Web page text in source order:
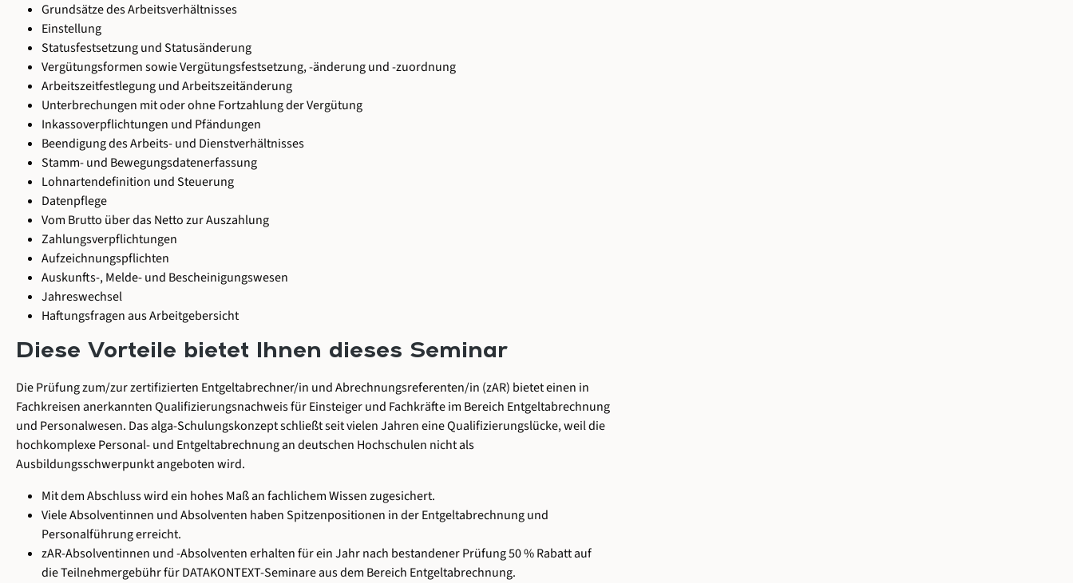
Grundsätze des Arbeitsverhältnisses
Einstellung
Statusfestsetzung und Statusänderung
Vergütungsformen sowie Vergütungsfestsetzung, -änderung und -zuordnung
Arbeitszeitfestlegung und Arbeitszeitänderung
Unterbrechungen mit oder ohne Fortzahlung der Vergütung
Inkassoverpflichtungen und Pfändungen
Beendigung des Arbeits- und Dienstverhältnisses
Stamm- und Bewegungsdatenerfassung
Lohnartendefinition und Steuerung
Datenpflege
Vom Brutto über das Netto zur Auszahlung
Zahlungsverpflichtungen
Aufzeichnungspflichten
Auskunfts-, Melde- und Bescheinigungswesen
Jahreswechsel
Haftungsfragen aus Arbeitgebersicht
Diese Vorteile bietet Ihnen dieses Seminar
Die Prüfung zum/zur zertifizierten Entgeltabrechner/in und Abrechnungsreferenten/in (zAR) bietet einen in
Fachkreisen anerkannten Qualifizierungsnachweis für Einsteiger und Fachkräfte im Bereich Entgeltabrechnung
und Personalwesen. Das alga-Schulungskonzept schließt seit vielen Jahren eine Qualifizierungslücke, weil die
hochkomplexe Personal- und Entgeltabrechnung an deutschen Hochschulen nicht als
Ausbildungsschwerpunkt angeboten wird.
Mit dem Abschluss wird ein hohes Maß an fachlichem Wissen zugesichert.
Viele Absolventinnen und Absolventen haben Spitzenpositionen in der Entgeltabrechnung und
Personalführung erreicht.
zAR-Absolventinnen und -Absolventen erhalten für ein Jahr nach bestandener Prüfung 50 % Rabatt auf
die Teilnehmergebühr für DATAKONTEXT-Seminare aus dem Bereich Entgeltabrechnung.